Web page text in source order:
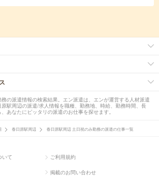
の派遣情報の検索結果。エン派遣は、エンが運営する人材派遣
駅周辺の派遣/求人情報を職種、勤務地、時給、勤務時間、長
あなたにピッタリの派遣のお仕事を探せます。
春日原駅周辺 春日原駅周辺 土日祝のみ勤務の派遣の仕事一覧
いて ご利用規約
掲載のお問い合わせ